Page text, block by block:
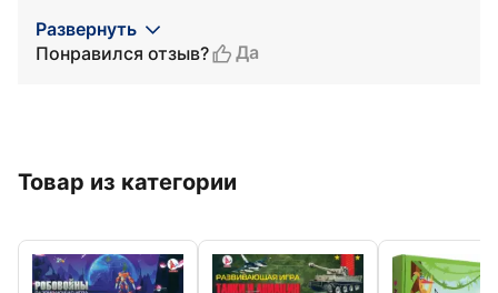
Развернуть
Понравился отзыв?
Да
Товар из категории